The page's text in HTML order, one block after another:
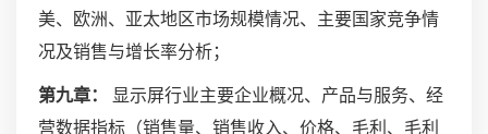
美、欧洲、亚太地区市场规模情况、主要国家竞争情
况及销售与增长率分析；
第九章：
显示屏行业主要企业概况、产品与服务、经
营数据指标（销售量、销售收入、价格、毛利、毛利